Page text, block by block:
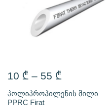
10 ₾ – 55 ₾
პოლიპროპილენის მილი
PPRC Firat